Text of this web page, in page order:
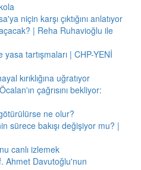
niçin karşı çıktığını anlatıyor
| Reha Ruhavioğlu ile
tartışmaları | CHP-YENİ
kırıklığına uğratıyor
çağrısını bekliyor:
ne olur?
sürece bakışı değişiyor mu? |
canlı izlemek
Ahmet Davutoğlu'nun